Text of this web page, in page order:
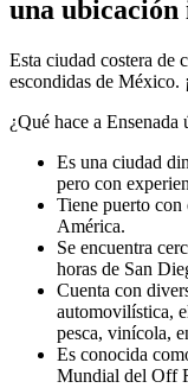
una ubicación
Esta ciudad costera de
escondidas de México.
¿Qué hace a Ensenada
Es una ciudad
pero con
Tiene puerto
América.
Se encuentra
horas de San
Cuenta con
automovilística,
pesca, vinícola,
Es conocida
Mundial del Off